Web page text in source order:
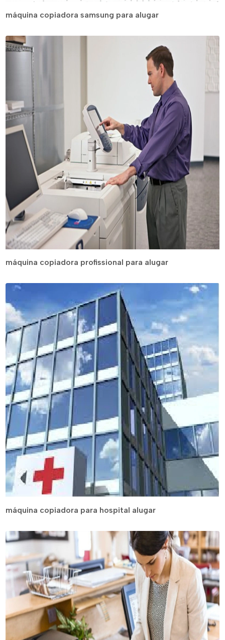
máquina copiadora samsung para alugar
máquina copiadora profissional para alugar
máquina copiadora para hospital alugar